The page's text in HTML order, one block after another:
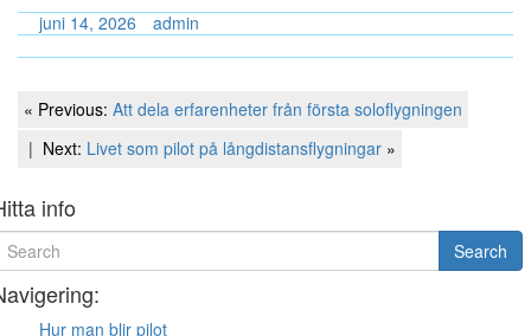
juni 14, 2026
admin
Inläggsnavigering
Previous
« Previous: Att dela erfarenheter från första soloflygningen
Next
Next: Livet som pilot på långdistansflygningar »
info
Search
Hur man blir pilot